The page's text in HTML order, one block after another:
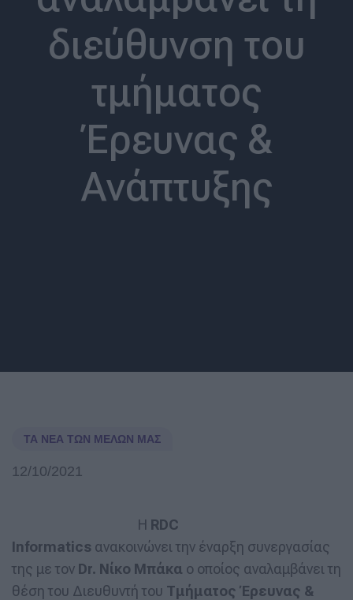
διεύθυνση του
τμήματος
Έρευνας &
Ανάπτυξης
ΤΑ ΝΈΑ ΤΩΝ ΜΕΛΏΝ ΜΑΣ
12/10/2021
Η RDC
Informatics ανακοινώνει την έναρξη συνεργασίας
της με τον Dr. Νίκο Μπάκα ο οποίος αναλαμβάνει τη
θέση του Διευθυντή του Τμήματος Έρευνας &